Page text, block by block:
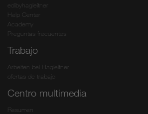
edibyhagleitner
Help Center
Academy
Preguntas frecuentes
Trabajo
Arbeiten bei Hagleitner
ofertas de trabajo
Centro multimedia
Resumen